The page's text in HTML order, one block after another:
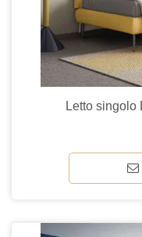
Letto singolo